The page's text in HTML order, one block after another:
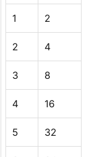
1 2
2 4
3 8
4 16
5 32